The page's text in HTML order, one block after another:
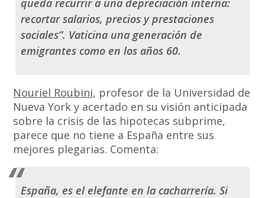
recortar salarios, precios y prestaciones
sociales”. Vaticina una generación de
emigrantes como en los años 60.
Nouriel Roubini, profesor de la Universidad de
Nueva York y acertado en su visión anticipada
sobre la crisis de las hipotecas subprime,
parece que no tiene a España entre sus
mejores plegarias. Comenta:
España, es el elefante en la cacharrería. Si